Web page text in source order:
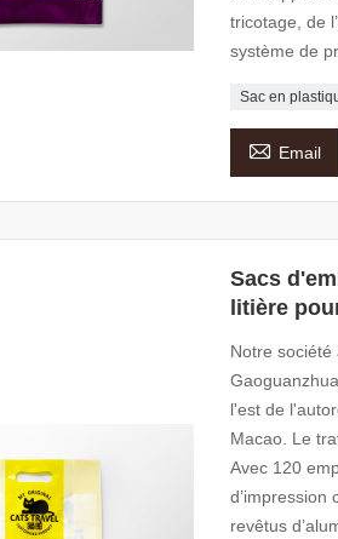
tricotage, de
système de
Sac en
 Email
Sacs
litière
Notre société
l'est de
Macao. Le
Avec 120
d’impression
revêtus